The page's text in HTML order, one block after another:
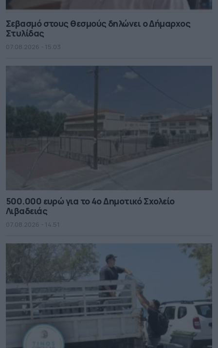
Σεβασμό στους θεσμούς δηλώνει ο Δήμαρχος
Στυλίδας
07.08.2026 - 15.03
500.000 ευρώ για το 4ο Δημοτικό Σχολείο
Λιβαδειάς
07.08.2026 - 14.51